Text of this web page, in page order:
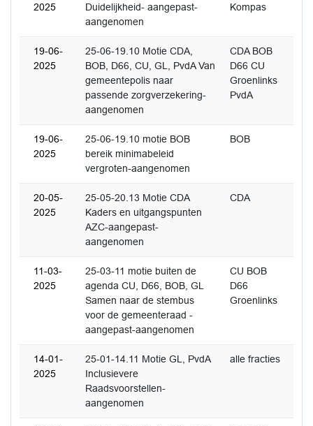
2025
Duidelijkheid- aangepast-
aangenomen
Kompas
19-06-
2025
25-06-19.10 Motie CDA,
BOB, D66, CU, GL, PvdA Van
gemeentepolis naar
passende zorgverzekering-
aangenomen
CDA BOB
D66 CU
Groenlinks
PvdA
19-06-
2025
25-06-19.10 motie BOB
bereik minimabeleid
vergroten-aangenomen
BOB
20-05-
2025
25-05-20.13 Motie CDA
Kaders en uitgangspunten
AZC-aangepast-
aangenomen
CDA
11-03-
2025
25-03-11 motie buiten de
agenda CU, D66, BOB, GL
Samen naar de stembus
voor de gemeenteraad -
aangepast-aangenomen
CU BOB
D66
Groenlinks
14-01-
2025
25-01-14.11 Motie GL, PvdA
Inclusievere
Raadsvoorstellen-
aangenomen
alle fracties